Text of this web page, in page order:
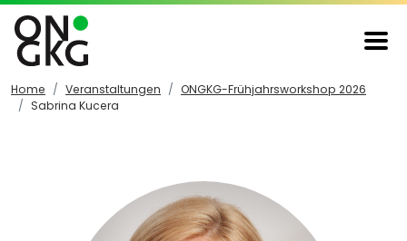
Home Veranstaltungen
ONGKG-Frühjahrsworkshop 2026
Sabrina Kucera